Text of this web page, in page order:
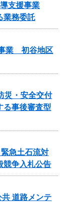
支援事業
業務委託
業 初谷地区
災・安全交付
る事後審査型
急土石流対
競争入札公告
共 道路メンテ